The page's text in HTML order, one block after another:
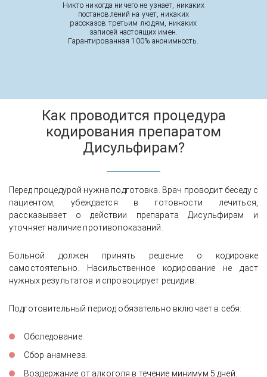
Никто никогда ничего не узнает, никаких
постановлений на учет, никаких
рассказов третьим людям, никаких
записей настоящих имен.
Гарантированная 100% анонимность.
Как проводится процедура
кодирования препаратом
Дисульфирам?
Перед процедурой нужна подготовка. Врач проводит беседу с
пациентом, убеждается в готовности лечиться,
рассказывает о действии препарата Дисульфирам и
уточняет наличие противопоказаний.
Больной должен принять решение о кодировке
самостоятельно. Насильственное кодирование не даст
нужных результатов и спровоцирует рецидив.
Подготовительный период обязательно включает в себя:
Обследование.
Сбор анамнеза.
Воздержание от алкоголя в течение минимум 5 дней.